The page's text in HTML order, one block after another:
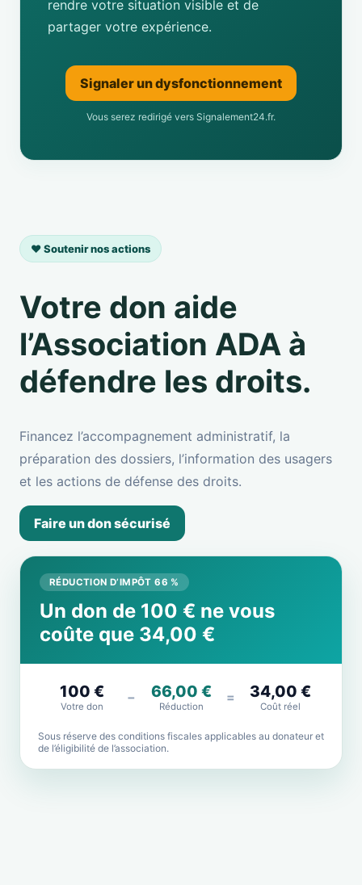
rendre votre situation visible et de
partager votre expérience.
Signaler un dysfonctionnement
Vous serez redirigé vers Signalement24.fr.
❤️ Soutenir nos actions
Votre don aide
l’Association ADA à
défendre les droits.
Financez l’accompagnement administratif, la
préparation des dossiers, l’information des usagers
et les actions de défense des droits.
Faire un don sécurisé
RÉDUCTION D’IMPÔT 66 %
Un don de 100 € ne vous
coûte que 34,00 €
100 €
Votre don
− 66,00 €
Réduction
= 34,00 €
Coût réel
Sous réserve des conditions fiscales applicables au donateur et
de l’éligibilité de l’association.